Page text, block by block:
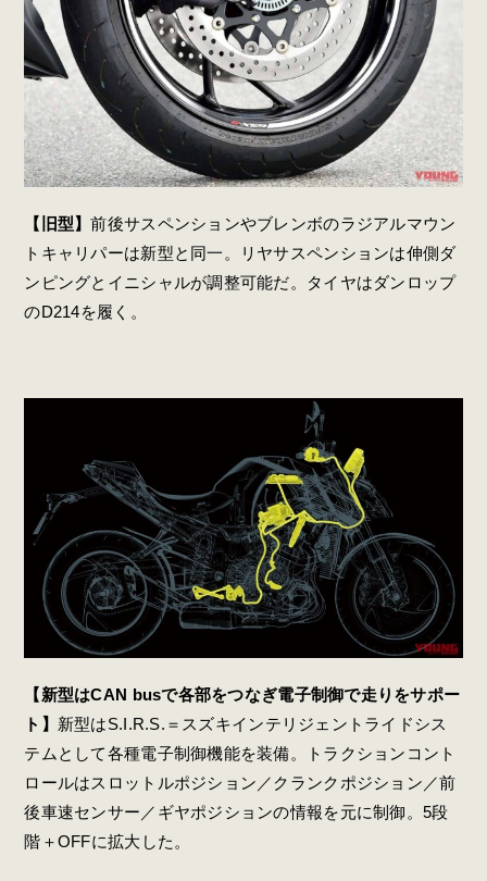
【旧型】前後サスペンションやブレンボのラジアルマウン
トキャリパーは新型と同一。リヤサスペンションは伸側ダ
ンピングとイニシャルが調整可能だ。タイヤはダンロップ
のD214を履く。
【新型はCAN busで各部をつなぎ電子制御で走りをサポー
ト】 新型はS.I.R.S.＝スズキインテリジェントライドシス
テムとして各種電子制御機能を装備。トラクションコント
ロールはスロットルポジション／クランクポジション／前
後車速センサー／ギヤポジションの情報を元に制御。5段
階＋OFFに拡大した。